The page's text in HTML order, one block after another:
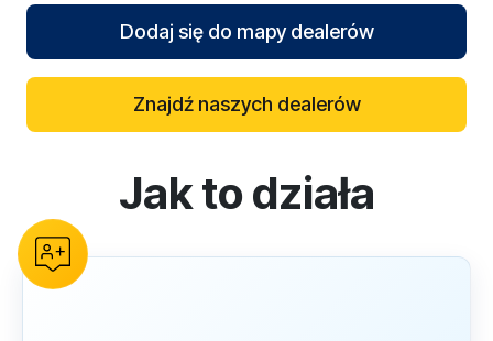
Dodaj się do mapy dealerów
Znajdź naszych dealerów
reCAPTCHA verificationJak to działa